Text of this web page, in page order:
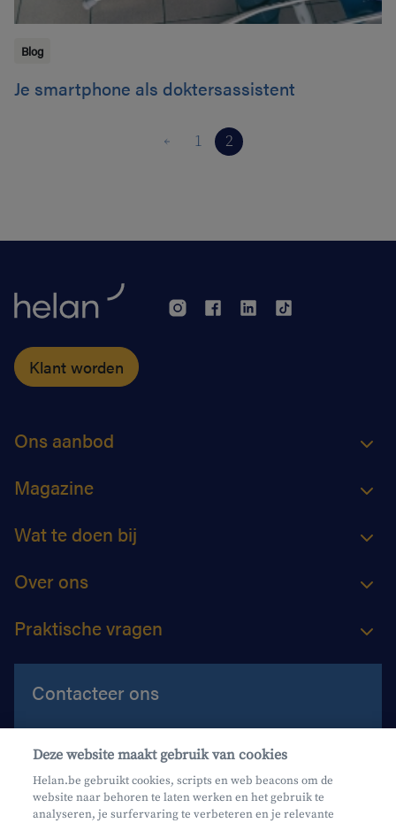
Blog
Je smartphone als doktersassistent
1 2
Klant worden
Ons aanbod
Magazine
Wat te doen bij
Over ons
Praktische vragen
Contacteer ons
Contacteer ons
Maak een afspraak
Waar vind je ons?
Deze website maakt gebruik van cookies
Helan.be gebruikt cookies, scripts en web beacons om de
website naar behoren te laten werken en het gebruik te
analyseren, je surfervaring te verbeteren en je relevante